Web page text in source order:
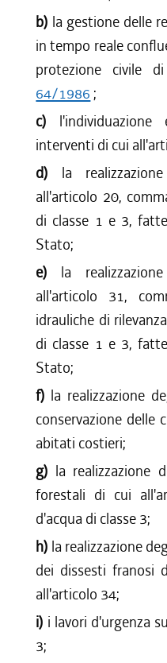
b) la gestione delle
in tempo reale
protezione civile
64/1986 ;
c)
interventi di cui
d) la
all'articolo 20,
di classe 1 e 3,
Stato;
e) la
all'articolo 31,
idrauliche di
di classe 1 e 3,
Stato;
f) la realizzazione
conservazione delle
abitati costieri;
g) la realizzazione
forestali di cui
d'acqua di classe 3;
h) la realizzazione
dei dissesti franosi
all'articolo 34;
i) i lavori d'urgenza
3;